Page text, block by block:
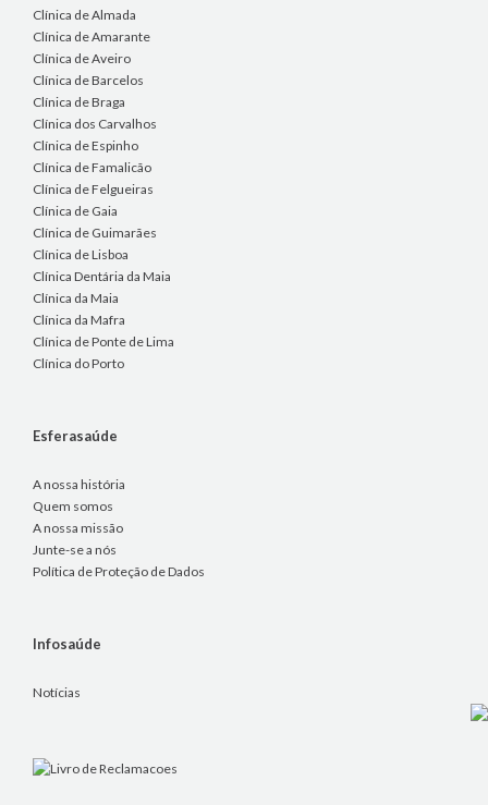
Clínica de Almada
Clínica de Amarante
Clínica de Aveiro
Clínica de Barcelos
Clínica de Braga
Clínica dos Carvalhos
Clínica de Espinho
Clínica de Famalicão
Clínica de Felgueiras
Clínica de Gaia
Clínica de Guimarães
Clínica de Lisboa
Clínica Dentária da Maia
Clínica da Maia
Clínica da Mafra
Clínica de Ponte de Lima
Clínica do Porto
Esferasaúde
A nossa história
Quem somos
A nossa missão
Junte-se a nós
Política de Proteção de Dados
Infosaúde
Notícias